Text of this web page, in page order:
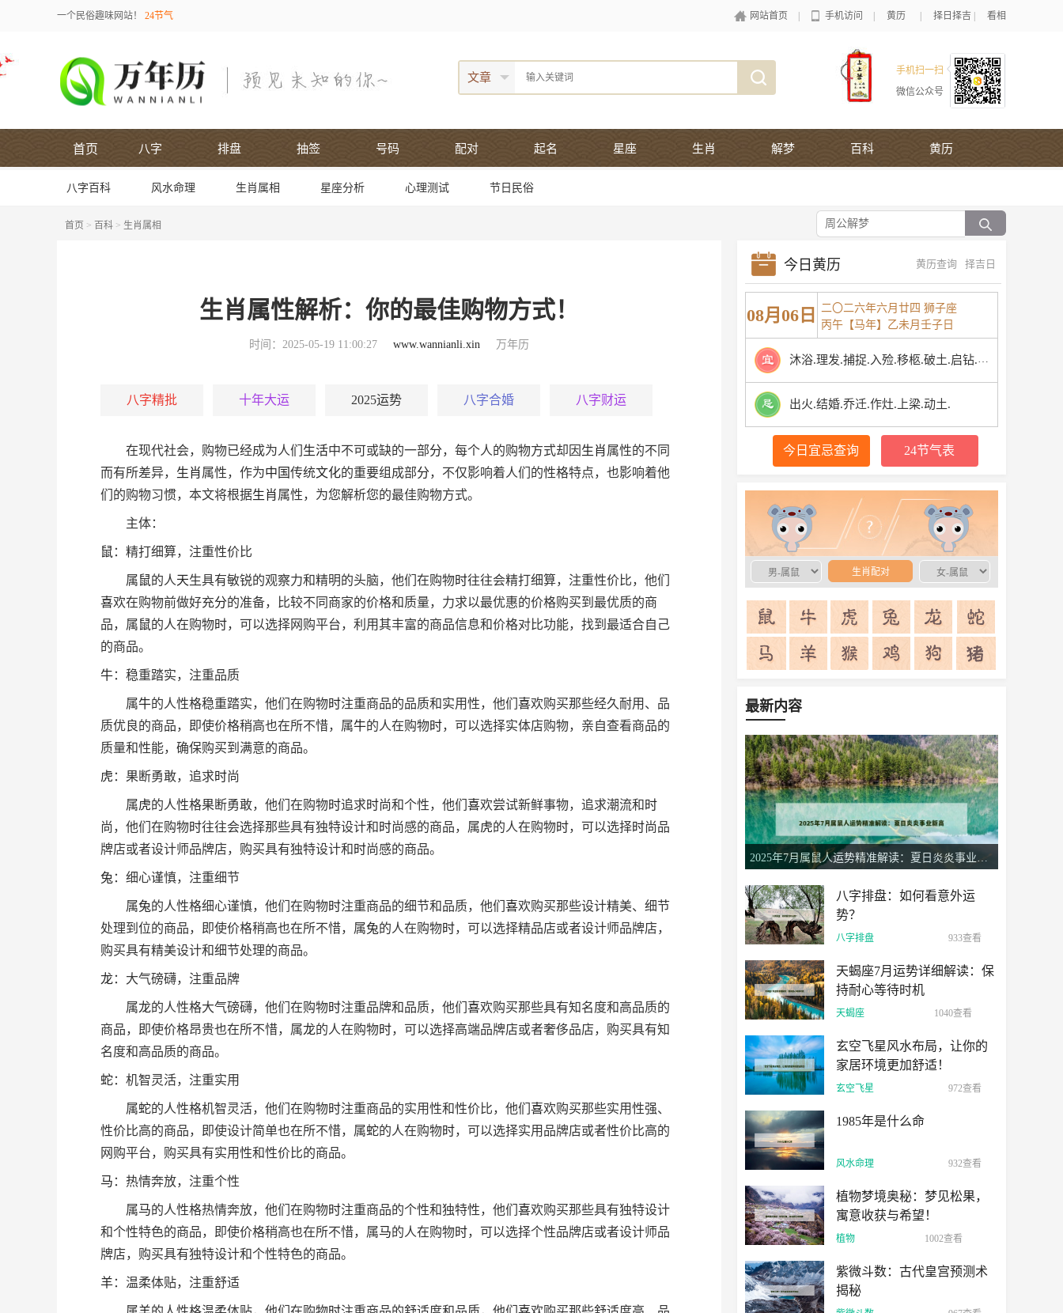
一个民俗趣味网站！ 24节气 网站首页 手机访问 黄历 择日择吉 看相
文章
手机扫一扫
微信公众号
首页 八字 排盘 抽签 号码 配对 起名 星座 生肖 解梦 百科 黄历
八字百科 风水命理 生肖属相 星座分析 心理测试 节日民俗
首页 > 百科 > 生肖属相
生肖属性解析：你的最佳购物方式！
时间：2025-05-19 11:00:27 www.wannianli.xin 万年历
八字精批 十年大运 2025运势 八字合婚 八字财运
在现代社会，购物已经成为人们 生活中不可或缺的一部分，每个人的购物方式却因 生肖属性的不同
而有所差异， 生肖属性，作为中国传统文化的重要组成部分，不仅影响着人们的性格特点，也影响着他
们的购物习惯，本文将根据生肖属性，为您解析您的最佳购物方式。
主体：
鼠 ：精打细算，注重性价比
属鼠的人天生具有敏锐的观察力和精明的头脑，他们在购物时往往会精打细算，注重性价比，他们
喜欢在购物前做好充分的准备，比较不同商家的价格和质量，力求以最优惠的价格购买到最优质的商
品，属鼠的人在购物时，可以选择网购平台，利用其丰富的商品信息和价格对比功能，找到最适合自己
的商品。
牛：稳重踏实，注重品质
属牛的人性格稳重踏实，他们在购物时注重商品的品质和实用性，他们 喜欢购买那些经久耐用、品
质优良的商品，即使价格稍高也在所不惜，属牛的人在购物时，可以选择实体店购物，亲自查看商品的
质量和性能，确保购买到满意的商品。
虎 ：果断勇敢，追求时尚
属虎的人性格果断勇敢，他们在购物时追求时尚和个性，他们 喜欢尝试新鲜事物，追求潮流和 时
尚，他们在购物时往往会选择那些具有独特设计和 时尚感的商品，属虎的人在购物时，可以选择时尚品
牌店或者设计师品牌店，购买具有独特设计和 时尚感的商品。
兔 ：细心谨慎，注重细节
属兔的人性格细心谨慎，他们在购物时注重商品的细节和品质，他们 喜欢购买那些设计精美、细节
处理到位的商品，即使价格稍高也在所不惜，属兔的人在购物时，可以选择精品店或者设计师品牌店，
购买具有精美设计和细节处理的商品。
龙：大气磅礴，注重品牌
属龙的人性格大气磅礴，他们在购物时注重品牌和品质，他们 喜欢购买那些具有知名度和高品质的
商品，即使价格昂贵也在所不惜，属龙的人在购物时，可以选择高端品牌店或者奢侈品店，购买具有知
名度和高品质的商品。
蛇：机智灵活，注重实用
属蛇的人性格机智灵活，他们在购物时注重商品的实用性和性价比，他们 喜欢购买那些实用性强、
性价比高的商品，即使设计简单也在所不惜，属蛇的人在购物时，可以选择实用品牌店或者性价比高的
网购平台，购买具有实用性和性价比的商品。
马 ：热情奔放，注重个性
属马的人性格热情奔放，他们在购物时注重商品的个性和独特性，他们 喜欢购买那些具有独特设计
和个性特色的商品，即使价格稍高也在所不惜，属马的人在购物时，可以选择个性品牌店或者设计师品
牌店，购买具有独特设计和个性特色的商品。
羊：温柔体贴，注重舒适
今日黄历 黄历查询 择吉日
08月06日
二〇二六年六月廿四 狮子座
丙午【马年】乙未月壬子日
沐浴.理发.捕捉.入殓.移柩.破土.启钻.安葬.
出火.结婚.乔迁.作灶.上梁.动土.
今日宜忌查询 24节气表
生肖配对
最新内容
2025年7月属鼠人运势精准解读：夏日炎炎事业新高
八字排盘：如何看意外运
势？
八字排盘 933查看
天蝎座7月运势详细解读：保
持耐心等待时机
天蝎座 1040查看
玄空飞星风水布局，让你的
家居环境更加舒适！
玄空飞星 972查看
1985年是什么命
风水命理 932查看
植物梦境奥秘：梦见松果，
寓意收获与希望！
植物 1002查看
紫微斗数：古代皇宫预测术
揭秘